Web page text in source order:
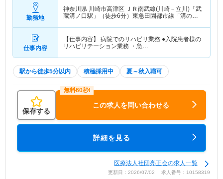
勤務地
神奈川県 川崎市高津区 ＪＲ南武線(川崎－立川)「武
蔵溝ノ口駅」（徒歩6分）東急田園都市線「溝の口
仕事内容
【仕事内容】 病院でのリハビリ業務 ●入院患者様の
リハビリテーション業務 ・急…
駅から徒歩5分以内 積極採用中 夏～秋入職可
保存する
この求人を問い合わせる
詳細を見る
医療法人社団亮正会の求人一覧
更新日：2026/07/02 求人番号：10158319